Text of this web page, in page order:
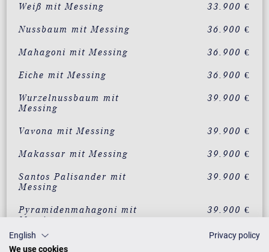
Weiß mit Messing 33.900 €
Nussbaum mit Messing 36.900 €
Mahagoni mit Messing 36.900 €
Eiche mit Messing 36.900 €
Wurzelnussbaum mit
Messing
39.900 €
Vavona mit Messing 39.900 €
Makassar mit Messing 39.900 €
Santos Palisander mit
Messing
39.900 €
Pyramidenmahagoni mit
Messing
39.900 €
English
Privacy policy
We use cookies